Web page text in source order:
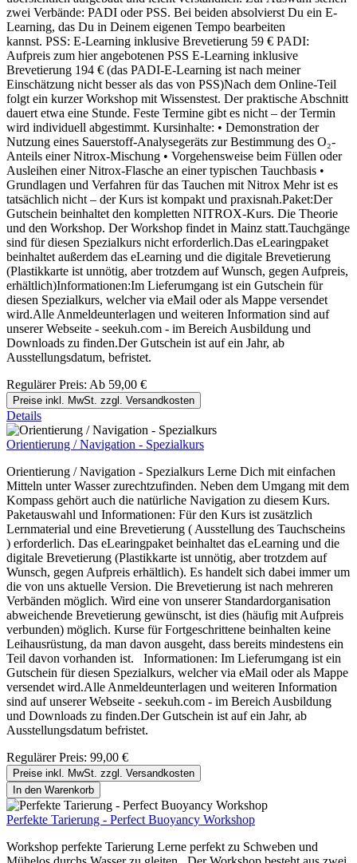
zwei Verbände: PADI oder PSS. Bei beiden absolvierst Du ein E-
Learning, das Du in Deinem eigenen Tempo bearbeiten
kannst. PSS: E-Learning inklusive Brevetierung 59 € PADI:
Aufpreis zum hier angebotenen PSS E-Learning inklusive
Brevetierung 194 € (das PADI-E-Learning ist nach meiner
Einschätzung nicht besser als das von PSS)Nach dem Online-Teil
folgt ein kurzer Workshop mit Wissenstest. Der praktische Abschnitt
dauert etwa eine Stunde. Feste Termine gibt es nicht – der Termin
wird individuell abgestimmt. Kursinhalte: • Demonstration der
Nutzung eines Sauerstoff-Analysegeräts zur Bestimmung des O₂-
Anteils einer Nitrox-Mischung • Vorgehensweise beim Füllen oder
Ausleihen einer Nitrox-Flasche an einer typischen Tauchbasis •
Grundlagen und Verfahren für das Tauchen mit Nitrox Mehr ist es
tatsächlich nicht – der Kurs ist kompakt und praxisnah.Paket:Der
Gutschein beinhaltet den kompletten NITROX-Kurs. Die Theorie
und den Workshop. Der Workshop findet in Mainz statt.Tauchgänge
sind für diesen Spezialkurs nicht erforderlich.Das eLearingpaket
beinhaltet außerdem das eLearning und die digitale Brevetierung
(Plastikkarte ist unnötig, aber trotzdem auf Wunsch, gegen Aufpreis,
erhältlich)Informationen:Im Lieferumgang ist ein Gutschein für
diesen Spezialkurs, welcher via eMail oder als Mappe versendet
wird.Alle Anmeldeunterlagen und weiteren Information sind auf
unserer Webseite - seekuh.com - im Bereich Ausbildung und
Downloads zu finden.Der Gutschein ist auf ein Jahr, ab
Ausstellungsdatum, befristet.
Regulärer Preis: Ab 59,00 €
Preise inkl. MwSt. zzgl. Versandkosten
Details
Orientierung / Navigation - Spezialkurs
Orientierung / Navigation - Spezialkurs Lerne Dich mit einfachen
Mitteln unter Wasser zurechtzufinden. Neben dem Umgang mit dem
Kompass gehört auch die natürliche Navigation zu diesem Kurs.
Paketauswahl und Informationen: Für den Kurs ist zusätzlich
Lernmaterial und eine Brevetierung ( Ausstellung des Tauchscheins
) erforderlich. Das eLearingpaket beinhaltet das eLearning und die
digitale Brevetierung (Plastikkarte ist unnötig, aber trotzdem auf
Wunsch, gegen Aufpreis erhältlich). Es handelt sich dabei immer um
die von uns aktuelle Version. Die Brevetierung ist nach mehreren
Verbänden möglich. Wird eine von unserer Standardorganisation
abweichende Brevetierung gewünscht, ist dies (häufig mit Aufpreis
verbunden) möglich. Kurse für Fortgeschrittene beinhalten keine
Leihausrüstung, da man davon ausgeht, dass bereits mindestens ein
Teil davon vorhanden ist. Informationen: Im Lieferumgang ist ein
Gutschein für diesen Spezialkurs, welcher via eMail oder als Mappe
versendet wird.Alle Anmeldeunterlagen und weiteren Information
sind auf unserer Webseite - seekuh.com - im Bereich Ausbildung
und Downloads zu finden.Der Gutschein ist auf ein Jahr, ab
Ausstellungsdatum befristet.
Regulärer Preis: 99,00 €
Preise inkl. MwSt. zzgl. Versandkosten
In den Warenkorb
Perfekte Tarierung - Perfect Buoyancy Workshop
Workshop perfekte Tarierung Lerne perfekt zu Schweben und